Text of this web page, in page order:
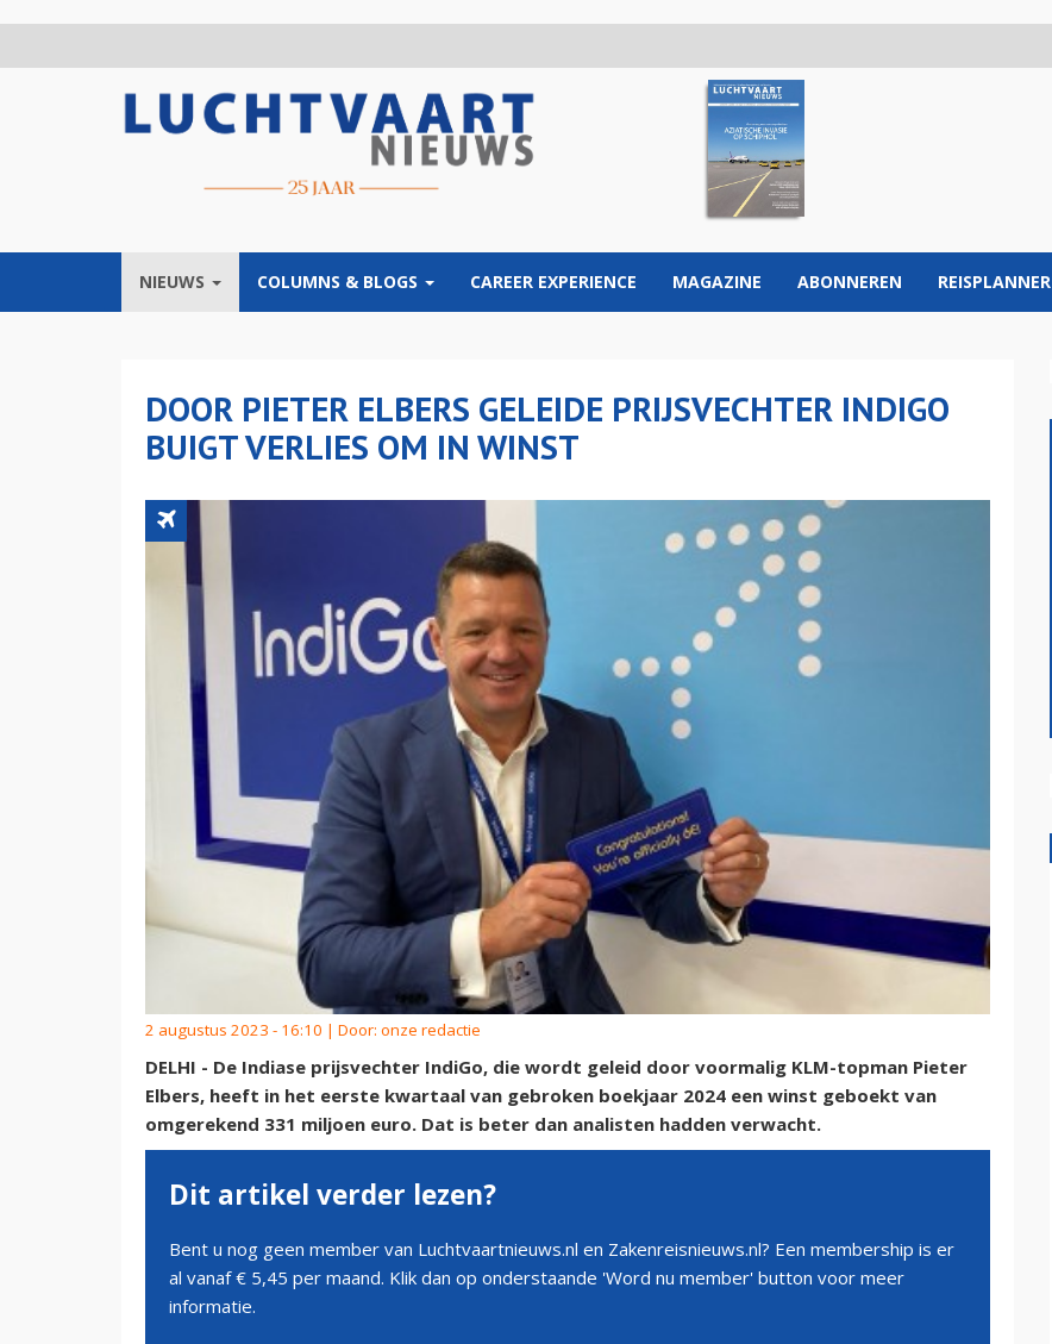
NIEUWS COLUMNS & BLOGS CAREER EXPERIENCE MAGAZINE ABONNEREN REISPLANNER
DOOR PIETER ELBERS GELEIDE PRIJSVECHTER INDIGO
BUIGT VERLIES OM IN WINST
2 augustus 2023 - 16:10 | Door: onze redactie
DELHI - De Indiase prijsvechter IndiGo, die wordt geleid door voormalig KLM-topman Pieter
Elbers, heeft in het eerste kwartaal van gebroken boekjaar 2024 een winst geboekt van
omgerekend 331 miljoen euro. Dat is beter dan analisten hadden verwacht.
Dit artikel verder lezen?
Bent u nog geen member van Luchtvaartnieuws.nl en Zakenreisnieuws.nl? Een membership is er
al vanaf € 5,45 per maand. Klik dan op onderstaande 'Word nu member' button voor meer
informatie.